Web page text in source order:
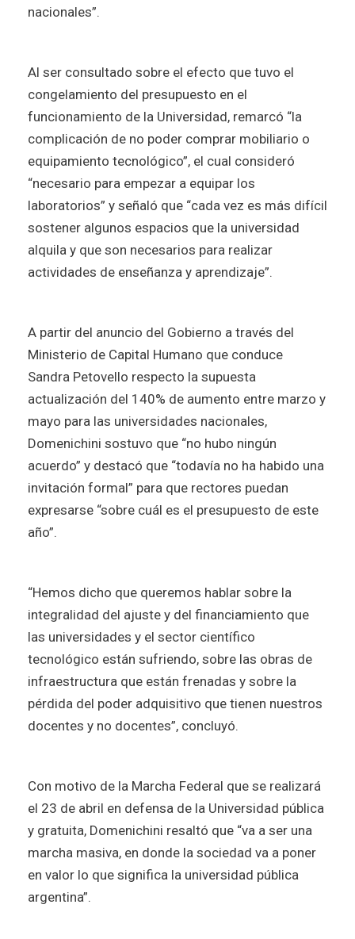
nacionales”.
Al ser consultado sobre el efecto que tuvo el
congelamiento del presupuesto en el
funcionamiento de la Universidad, remarcó “la
complicación de no poder comprar mobiliario o
equipamiento tecnológico”, el cual consideró
“necesario para empezar a equipar los
laboratorios” y señaló que “cada vez es más difícil
sostener algunos espacios que la universidad
alquila y que son necesarios para realizar
actividades de enseñanza y aprendizaje”.
A partir del anuncio del Gobierno a través del
Ministerio de Capital Humano que conduce
Sandra Petovello respecto la supuesta
actualización del 140% de aumento entre marzo y
mayo para las universidades nacionales,
Domenichini sostuvo que “no hubo ningún
acuerdo” y destacó que “todavía no ha habido una
invitación formal” para que rectores puedan
expresarse “sobre cuál es el presupuesto de este
año”.
“Hemos dicho que queremos hablar sobre la
integralidad del ajuste y del financiamiento que
las universidades y el sector científico
tecnológico están sufriendo, sobre las obras de
infraestructura que están frenadas y sobre la
pérdida del poder adquisitivo que tienen nuestros
docentes y no docentes”, concluyó.
Con motivo de la Marcha Federal que se realizará
el 23 de abril en defensa de la Universidad pública
y gratuita, Domenichini resaltó que “va a ser una
marcha masiva, en donde la sociedad va a poner
en valor lo que significa la universidad pública
argentina”.